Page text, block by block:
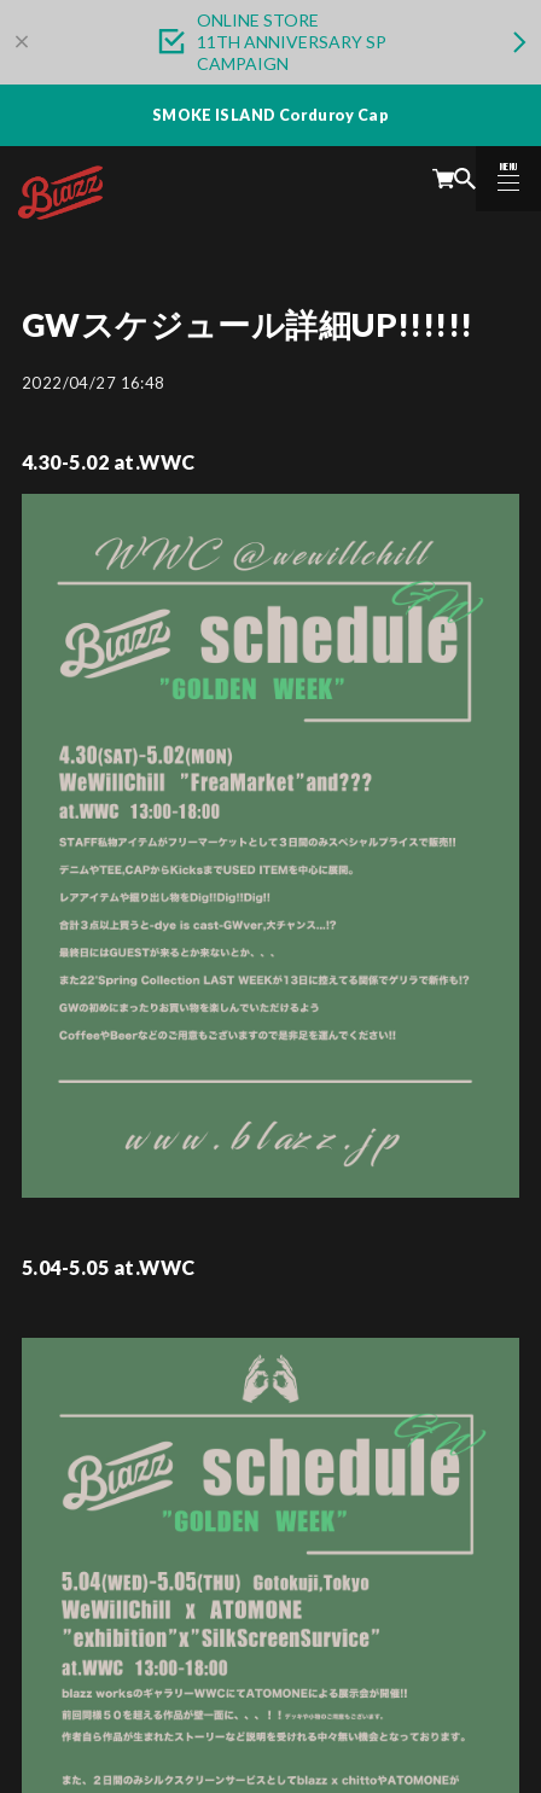
ONLINE STORE
11TH ANNIVERSARY SP
CAMPAIGN
SMOKE ISLAND Corduroy Cap
MENU
CLOSE
GWスケジュール詳細UP!!!!!!
2022/04/27 16:48
4.30-5.02 at.WWC
5.04-5.05 at.WWC